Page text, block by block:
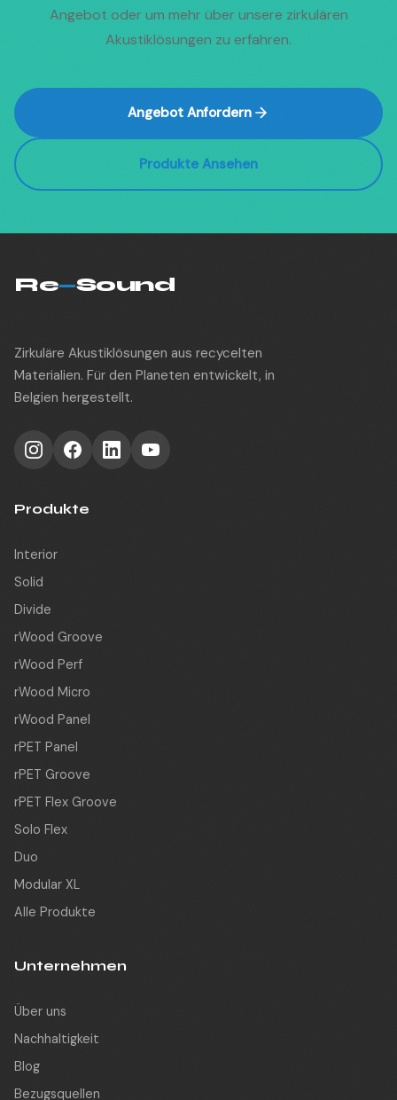
Angebot oder um mehr über unsere zirkulären
Akustiklösungen zu erfahren.
Angebot Anfordern
Produkte Ansehen
Re—Sound
Zirkuläre Akustiklösungen aus recycelten
Materialien. Für den Planeten entwickelt, in
Belgien hergestellt.
Produkte
Interior
Solid
Divide
rWood Groove
rWood Perf
rWood Micro
rWood Panel
rPET Panel
rPET Groove
rPET Flex Groove
Solo Flex
Duo
Modular XL
Alle Produkte
Unternehmen
Über uns
Nachhaltigkeit
Blog
Bezugsquellen